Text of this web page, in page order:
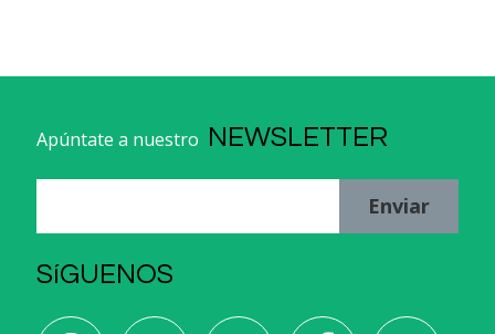
Apúntate a nuestro NEWSLETTER
Enviar
SíGUENOS